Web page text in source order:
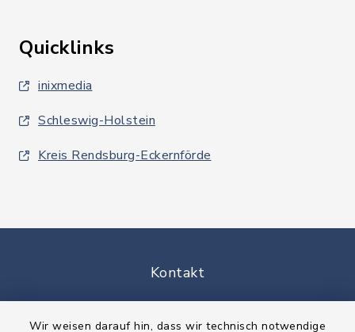
Wir weisen darauf hin, dass wir technisch notwendige
Quicklinks
inixmedia
Schleswig-Holstein
Kreis Rendsburg-Eckernförde
Kontakt